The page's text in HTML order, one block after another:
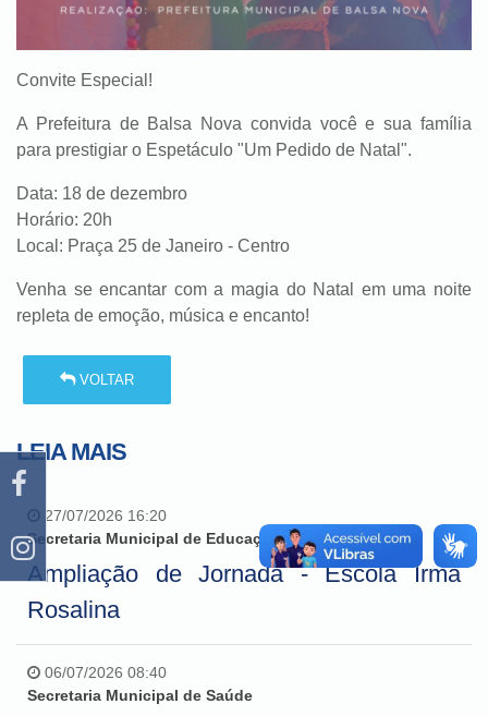
Convite Especial!
A Prefeitura de Balsa Nova convida você e sua família
para prestigiar o Espetáculo "Um Pedido de Natal".
Data: 18 de dezembro
Horário: 20h
Local: Praça 25 de Janeiro - Centro
Venha se encantar com a magia do Natal em uma noite
repleta de emoção, música e encanto!
VOLTAR
LEIA MAIS
27/07/2026 16:20
Secretaria Municipal de Educação, Cultura e Esporte
Ampliação de Jornada - Escola Irmã
Rosalina
06/07/2026 08:40
Secretaria Municipal de Saúde